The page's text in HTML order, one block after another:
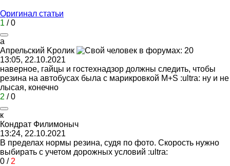
Оригинал статьи
1 /0
a
Aпрельский Kролик
13:05, 22.10.2021
наверное, гайцы и гостехнадзор должны следить, чтобы
резина на автобусах была с марикровкой M+S :ultra: ну и не
лысая, конечно
2 /0
к
Кондрат Филимоныч
13:24, 22.10.2021
В пределах нормы резина, судя по фото. Скорость нужно
выбирать с учетом дорожных условий :ultra:
0 / 2